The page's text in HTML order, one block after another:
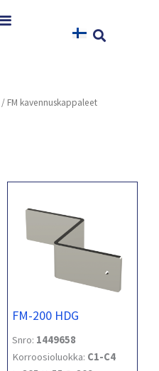
/ FM kavennuskappaleet
FM-200 HDG
Snro: 1449658
Korroosioluokka: C1-C4